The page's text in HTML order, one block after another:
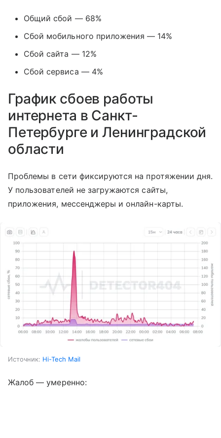
Общий сбой — 68%
Сбой мобильного приложения — 14%
Сбой сайта — 12%
Сбой сервиса — 4%
График сбоев работы
интернета в Санкт-
Петербурге и Ленинградской
области
Проблемы в сети фиксируются на протяжении дня.
У пользователей не загружаются сайты,
приложения, мессенджеры и онлайн-карты.
Источник: Hi-Tech Mail
Жалоб — умеренно: